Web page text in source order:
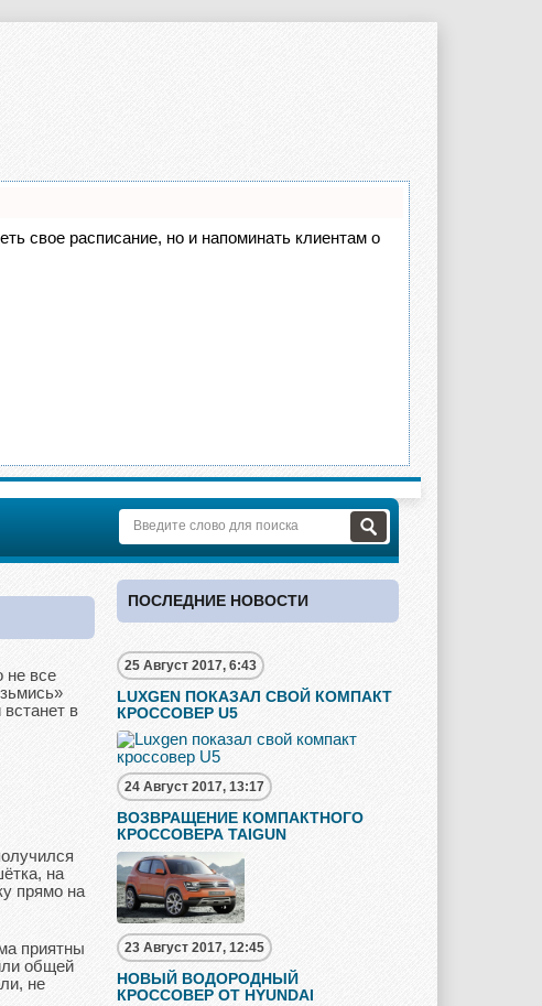
свое расписание, но и напоминать клиентам о
не все
в
на
прямо на
приятны
общей
не
ПОСЛЕДНИЕ НОВОСТИ
25 Август 2017, 6:43
LUXGEN ПОКАЗАЛ СВОЙ КОМПАКТ
КРОССОВЕР U5
24 Август 2017, 13:17
ВОЗВРАЩЕНИЕ КОМПАКТНОГО
КРОССОВЕРА TAIGUN
23 Август 2017, 12:45
НОВЫЙ ВОДОРОДНЫЙ
КРОССОВЕР ОТ HYUNDAI